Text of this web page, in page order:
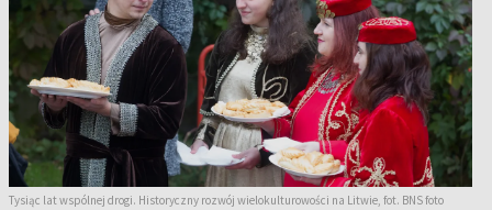
Tysiąc lat wspólnej drogi. Historyczny rozwój wielokulturowości na Litwie, fot. BNS foto